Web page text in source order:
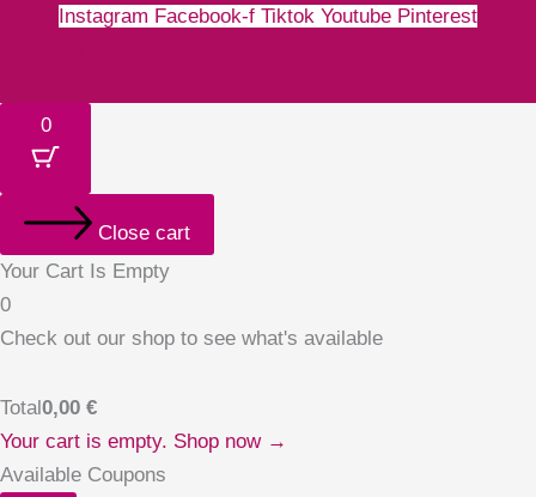
Instagram Facebook-f Tiktok Youtube Pinterest
0
Close cart
Your Cart Is Empty
0
Check out our shop to see what's available
Total0,00 €
Your cart is empty. Shop now →
Available Coupons